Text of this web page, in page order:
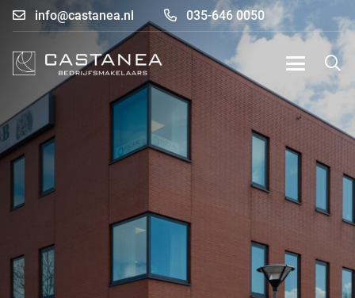
info@castanea.nl 035-646 0050